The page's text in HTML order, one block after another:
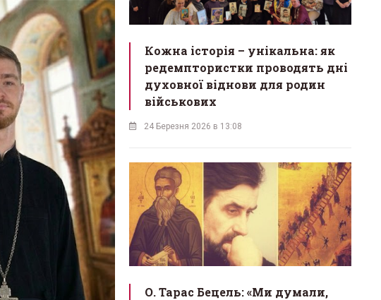
Кожна історія – унікальна: як
редемптористки проводять дні
духовної віднови для родин
військових
24 Березня 2026 в 13:08
О. Тарас Бецель: «Ми думали,